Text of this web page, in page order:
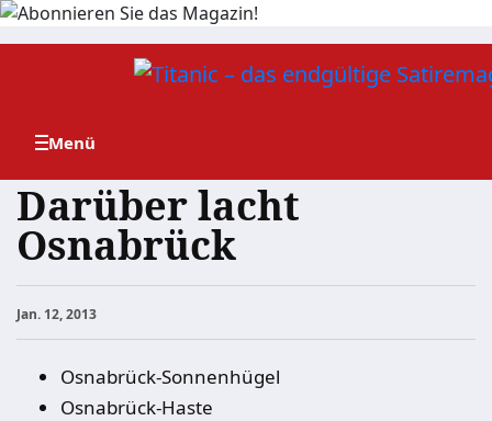
Zum
Darüber lacht
Osnabrück
Jan. 12, 2013
Osnabrück-Sonnenhügel
Osnabrück-Haste